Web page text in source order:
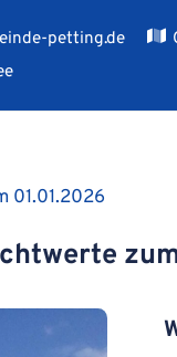
petting.de
01.01.2026